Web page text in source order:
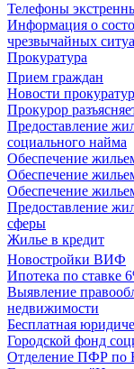
Телефоны
Информация о
чрезвычайных
Прокуратура
Прием граждан
Новости
Прокурор
Предоставление
социального найма
Обеспечение
Обеспечение
Обеспечение
Предоставление
сферы
Жилье в кредит
Новостройки ВИФ
Ипотека по ставке
Выявление
недвижимости
Бесплатная
Городской фонд
Отделение ПФР по